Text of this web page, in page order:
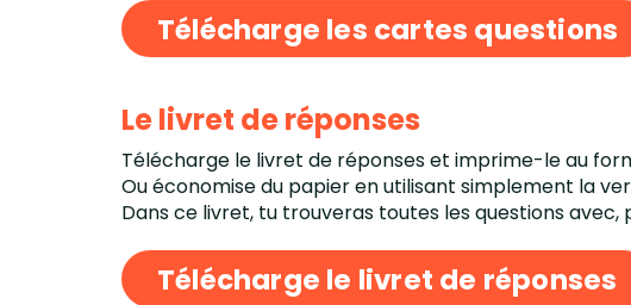
Télécharge les cartes questions
Le livret de réponses
Télécharge le livret de réponses et imprime-le au
Ou économise du papier en utilisant simplement la
Dans ce livret, tu trouveras toutes les questions
Télécharge le livret de réponses